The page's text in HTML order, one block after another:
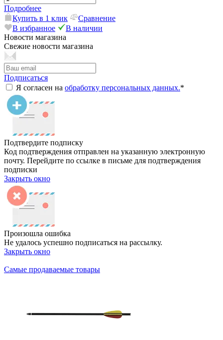
Подробнее
Купить в 1 клик
Сравнение
В избранное
В наличии
Новости магазина
Свежие новости магазина
Подписаться
Я согласен на обработку персональных данных.*
Подтвердите подписку
Код подтверждения отправлен на указанную электронную
почту. Перейдите по ссылке в письме для подтверждения
подписки
Закрыть окно
Произошла ошибка
Не удалось успешно подписаться на рассылку.
Закрыть окно
Самые продаваемые товары